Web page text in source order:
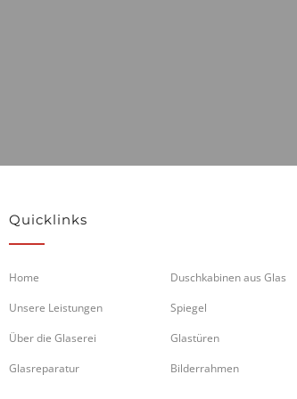
Quicklinks
Home
Duschkabinen aus Glas
Unsere Leistungen
Spiegel
Über die Glaserei
Glastüren
Glasreparatur
Bilderrahmen